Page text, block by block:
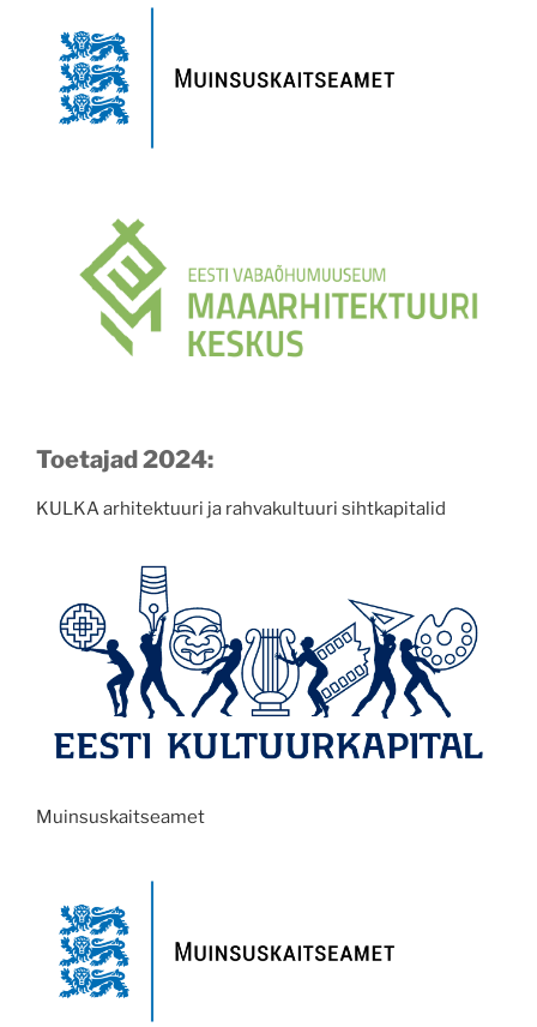
Toetajad 2024:
KULKA arhitektuuri ja rahvakultuuri sihtkapitalid
Muinsuskaitseamet